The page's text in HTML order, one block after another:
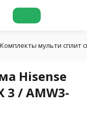
Комплекты мульти сплит
Hisense
3 / AMW3-